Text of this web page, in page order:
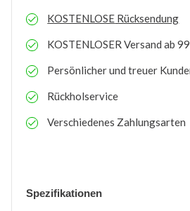
KOSTENLOSE Rücksendung
KOSTENLOSER Versand ab
Persönlicher und treuer
Rückholservice
Verschiedenes Zahlungsarten
Spezifikationen